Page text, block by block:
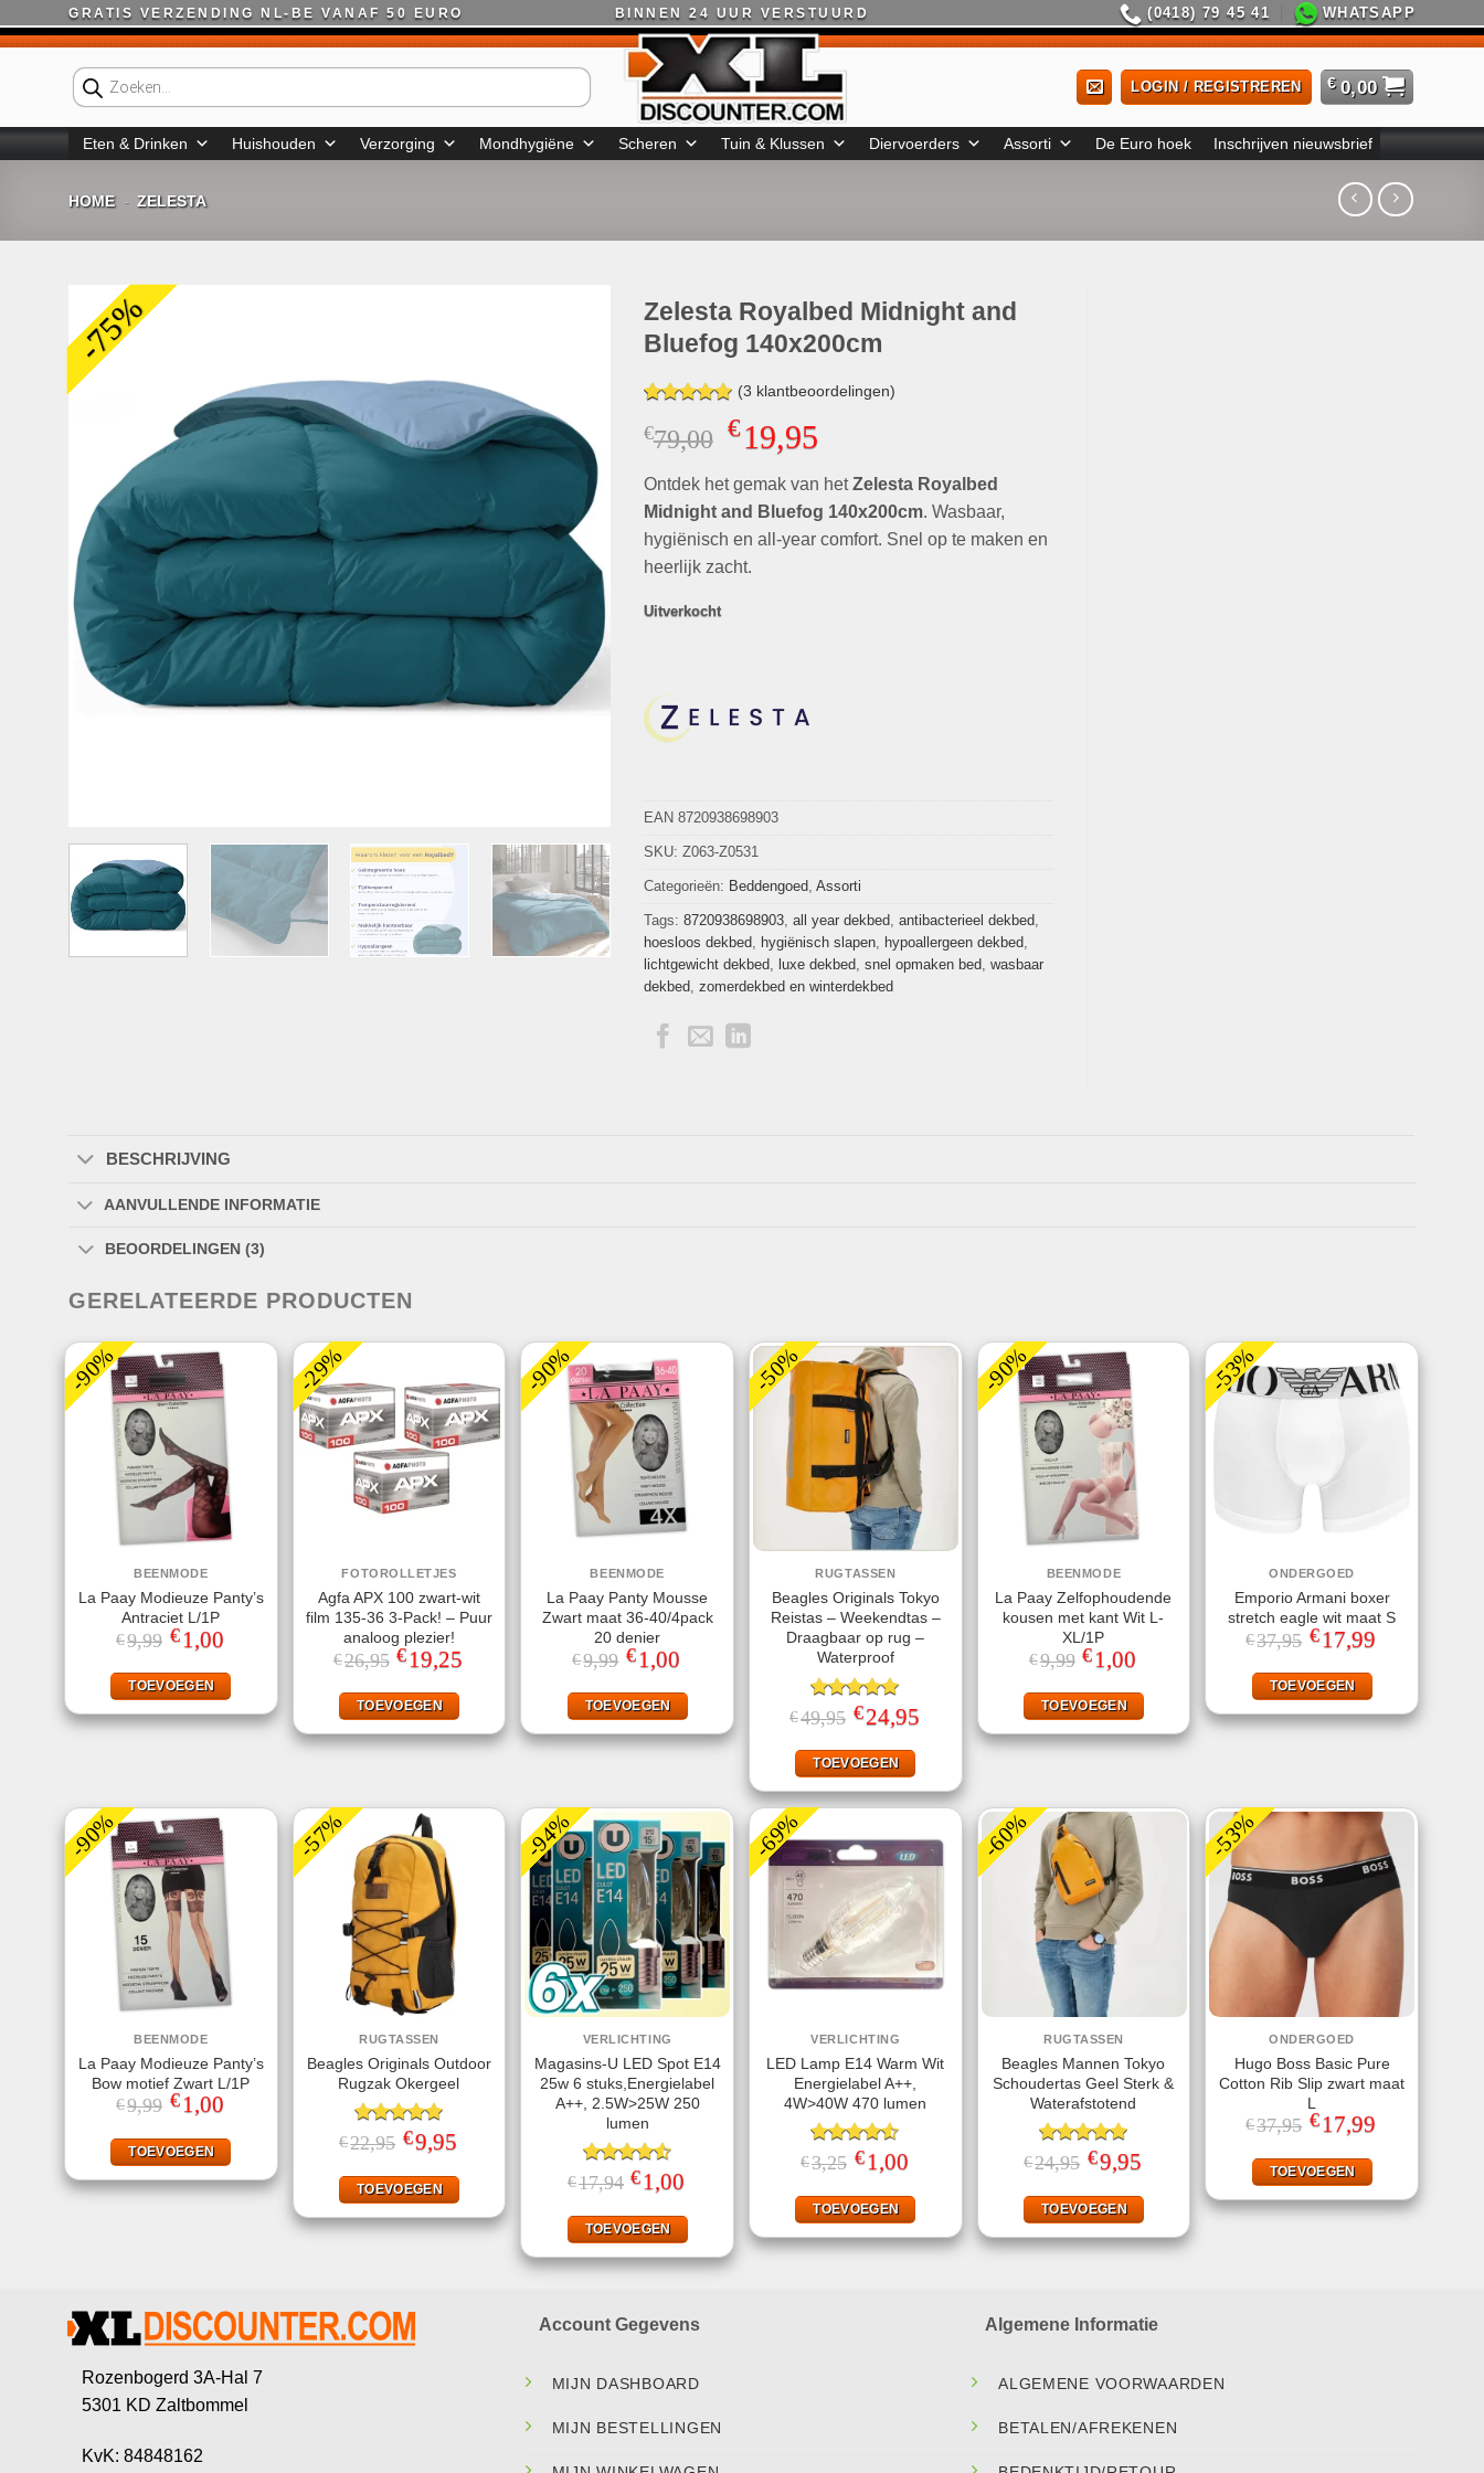
naar
GRATIS VERZENDING NL-BE VANAF 50 EURO BINNEN 24 UUR VERSTUURD (0418) 79 45 41 WHATSAPP
Producten
zoeken
LOGIN / REGISTREREN € 0,00
Eten & Drinken Huishouden Verzorging Mondhygiëne Scheren Tuin & Klussen Diervoerders Assorti De Euro hoek Inschrijven nieuwsbrief
HOME - ZELESTA
-75%
Zelesta Royalbed Midnight and
Bluefog 140x200cm
Gewaardeerd
5.00op 5
gebaseerd
waarderingen
(3 klantbeoordelingen)
€79,00 Oorspronkelijke
was:
€79,00.
€19,95Huidige
is:
€19,95.
Ontdek het gemak van hetZelesta Royalbed
Midnight and Bluefog 140x200cm. Wasbaar,
hygiënisch en all-year comfort. Snel op te maken en
heerlijk zacht.
Uitverkocht
EAN 8720938698903
SKU: Z063-Z0531
Categorieën: Beddengoed, Assorti
Tags: 8720938698903, all year dekbed, antibacterieel dekbed,
hoesloos dekbed, hygiënisch slapen, hypoallergeen dekbed,
lichtgewicht dekbed, luxe dekbed, snel opmaken bed, wasbaar
dekbed, zomerdekbed en winterdekbed
BESCHRIJVING
AANVULLENDE INFORMATIE
BEOORDELINGEN (3)
GERELATEERDE PRODUCTEN
-90%
BEENMODE
La Paay Modieuze Panty’s
Antraciet L/1P
€9,99 Oorspronkelijke
prijs
€9,99.
€ 1,00Huidige
€1,00.
TOEVOEGEN
-29%
FOTOROLLETJES
Agfa APX 100 zwart-wit
film 135-36 3-Pack! – Puur
analoog plezier!
€26,95 Oorspronkelijke
prijs
€26,95.
€ 19,25
TOEVOEGEN
-90%
BEENMODE
La Paay Panty Mousse
Zwart maat 36-40/4pack
20 denier
€9,99 Oorspronkelijke
prijs
€9,99.
€ 1,00Huidige
€1,00.
TOEVOEGEN
-50%
RUGTASSEN
Beagles Originals Tokyo
Reistas – Weekendtas –
Draagbaar op rug –
Waterproof
Gewaardeerd
5.00uit 5
€49,95 Oorspronkelijke
prijs
€49,95.
€24,95prijs
TOEVOEGEN
-90%
BEENMODE
La Paay Zelfophoudende
kousen met kant Wit L-
XL/1P
€9,99 Oorspronkelijke
prijs
€9,99.
€ 1,00
€1,00.
TOEVOEGEN
-53%
ONDERGOED
Emporio Armani boxer
stretch eagle wit maat S
€37,95 Oorspronkelijke
prijs
€37,95.
€ 17,99Huidige
TOEVOEGEN
-90%
BEENMODE
La Paay Modieuze Panty’s
Bow motief Zwart L/1P
€9,99 Oorspronkelijke
prijs
€9,99.
€ 1,00Huidige
€1,00.
TOEVOEGEN
-57%
RUGTASSEN
Beagles Originals Outdoor
Rugzak Okergeel
Gewaardeerd
5.00 uit 5
€22,95 Oorspronkelijke
prijs
€22,95.
€9,95prijs
€9,95.
TOEVOEGEN
-94%
VERLICHTING
Magasins-U LED Spot E14
25w 6 stuks,Energielabel
A++, 2.5W>25W 250
lumen
Gewaardeerd
4.50 uit 5
€17,94 Oorspronkelijke
prijs
€17,94.
€ 1,00
€1,00.
TOEVOEGEN
-69%
VERLICHTING
LED Lamp E14 Warm Wit
Energielabel A++,
4W>40W 470 lumen
Gewaardeerd
4.50uit 5
€3,25 Oorspronkelijke
prijs
€3,25.
€ 1,00Huidige
€1,00.
TOEVOEGEN
-60%
RUGTASSEN
Beagles Mannen Tokyo
Schoudertas Geel Sterk &
Waterafstotend
Gewaardeerd
5.00 uit 5
€24,95 Oorspronkelijke
prijs
€24,95.
€9,95prijs
€9,95.
TOEVOEGEN
-53%
ONDERGOED
Hugo Boss Basic Pure
Cotton Rib Slip zwart maat
L
€37,95 Oorspronkelijke
prijs
€37,95.
€ 17,99Huidige
TOEVOEGEN
Rozenbogerd 3A-Hal 7
5301 KD Zaltbommel
KvK: 84848162
Account Gegevens
MIJN DASHBOARD
MIJN BESTELLINGEN
Algemene Informatie
ALGEMENE VOORWAARDEN
BETALEN/AFREKENEN